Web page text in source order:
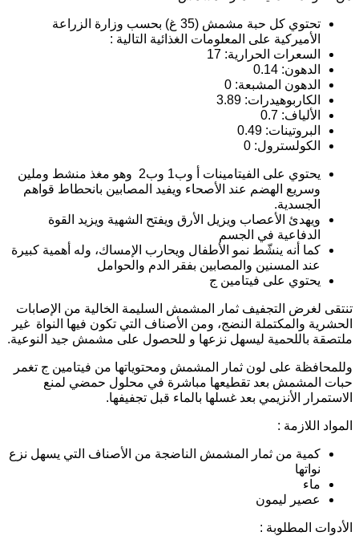
تحتوي كل حبة مشمش (35 غ) بحسب وزارة الزراعة
الأميركية على المعلومات الغذائية التالية :
السعرات الحرارية: 17
الدهون: 0.14
الدهون المشبعة: 0
الكاربوهيدرات: 3.89
الألياف: 0.7
البروتينات: 0.49
الكولسترول: 0
يحتوي على الفيتامينات أ وب1 وب2 وهو مغذ منشط وملين
وسريع الهضم عند الأصحاء ويفيد المصابين بانحطاط قواهم
الجسدية.
ويهدئ الأعصاب ويزيل الأرق ويفتح الشهية ويزيد القوة
الدفاعية في الجسم
كما أنه ينشّط نمو الأطفال ويحارب الإمساك، وله أهمية كبيرة
عند المسنين والمصابين بفقر الدم والحوامل
يحتوي على فيتامين ج
لغرض التجفيف ثمار المشمش السليمة الخالية من الإصابات
والمكتملة النضج، ومن الأصناف التي تكون فيها النواة غير
باللحمية ليسهل نزعها و للحصول على مشمش جيد النوعية.
على لون ثمار المشمش ومحتوياتها من فيتامين ج تغمر
المشمش بعد تقطيعها مباشرة في محلول حمضي لمنع
الأنزيمي بعد غسلها بالماء قبل تجفيفها.
اللازمة :
كمية من ثمار المشمش الناضجة من الأصناف التي يسهل نزع
نواتها
ماء
عصير ليمون
المطلوبة :